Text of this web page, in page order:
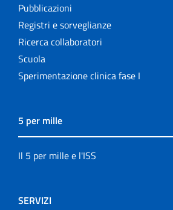
Pubblicazioni
Registri e sorveglianze
Ricerca collaboratori
Scuola
Sperimentazione clinica fase I
5 per mille
Il 5 per mille e l'ISS
SERVIZI